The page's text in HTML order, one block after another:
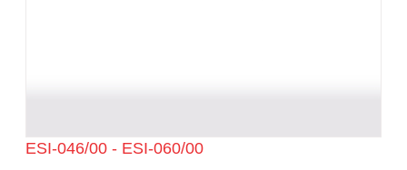
ESI-046/00 - ESI-060/00